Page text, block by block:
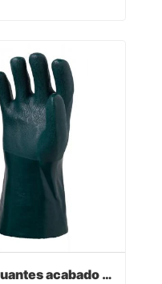
Verde PVC recubierto guantes acabado sandy